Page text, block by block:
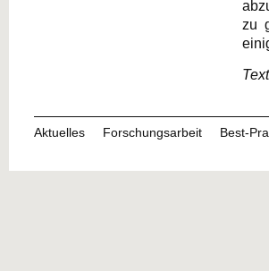
zu
Aktuelles Forschungsarbeit Best-